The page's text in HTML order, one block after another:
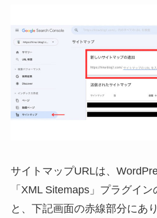
サイトマップURLは、
「XML Sitemaps」プラグイン
と、下記画面の赤線部分にあ